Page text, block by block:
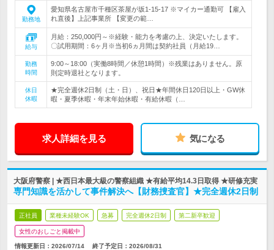
勤務地
愛知県名古屋市千種区茶屋が坂1-15-17 ※マイカー通勤可 【雇入
れ直後】上記事業所 【変更の範…
給与
月給：250,000円～※経験・能力を考慮の上、決定いたします。
〇試用期間：6ヶ月※当初6ヵ月間は契約社員（月給19…
勤務
時間
9:00～18:00（実働8時間／休憩1時間）※残業はありません。原
則定時退社となります。
休日
休暇
★完全週休2日制（土・日）、祝日★年間休日120日以上・GW休
暇・夏季休暇・年末年始休暇・有給休暇（…
求人詳細を見る 気になる
大阪府警察 | ★西日本最大級の警察組織 ★有給平均14.3日取得 ★研修充実
専門知識を活かして事件解決へ【財務捜査官】★完全週休2日制
正社員 業種未経験OK 急募 完全週休2日制 第二新卒歓迎
女性のおしごと掲載中
情報更新日：2026/07/14 終了予定日： 2026/08/31